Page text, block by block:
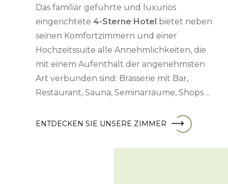
Das familiär geführte und luxuriös
eingerichtete 4-Sterne Hotel bietet neben
seinen Komfortzimmern und einer
Hochzeitssuite alle Annehmlichkeiten, die
mit einem Aufenthalt der angenehmsten
Art verbunden sind: Brasserie mit Bar,
Restaurant, Sauna, Seminarräume, Shops ...
ENTDECKEN SIE UNSERE ZIMMER